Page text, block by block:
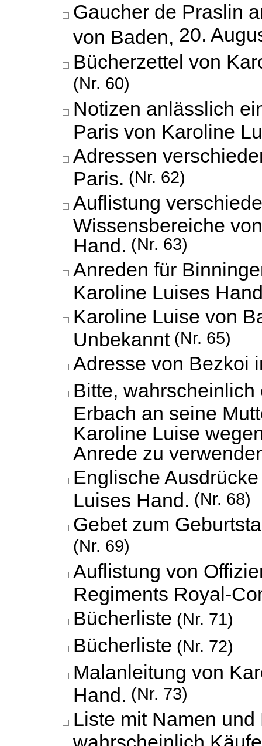
Gaucher de Praslin
von Baden, 20.
Bücherzettel von
(Nr. 60)
Notizen anlässlich
Paris von Karoline
Adressen
Paris. (Nr. 62)
Auflistung
Wissensbereiche
Hand.
(Nr. 63)
Anreden für
Karoline Luises
Karoline Luise von
Unbekannt (Nr. 65)
Adresse von Bezkoi
Bitte,
Erbach an seine
Karoline Luise
Anrede zu
Englische
Luises Hand. (Nr. 68)
Gebet zum
(Nr. 69)
Auflistung von
Regiments Royal-
Bücherliste (Nr. 71)
Bücherliste (Nr. 72)
Malanleitung von
Hand. (Nr. 73)
Liste mit Namen und
wahrscheinlich